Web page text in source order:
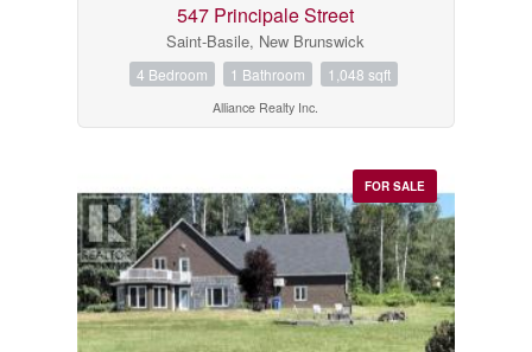
547 Principale Street
Saint-Basile, New Brunswick
4 Bedroom 1 Bathroom 1,048 sqft
Alliance Realty Inc.
FOR SALE